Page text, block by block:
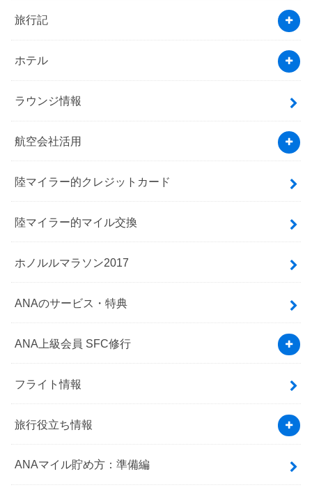
旅行記
ホテル
ラウンジ情報
航空会社活用
陸マイラー的クレジットカード
陸マイラー的マイル交換
ホノルルマラソン2017
ANAのサービス・特典
ANA上級会員 SFC修行
フライト情報
旅行役立ち情報
ANAマイル貯め方：準備編